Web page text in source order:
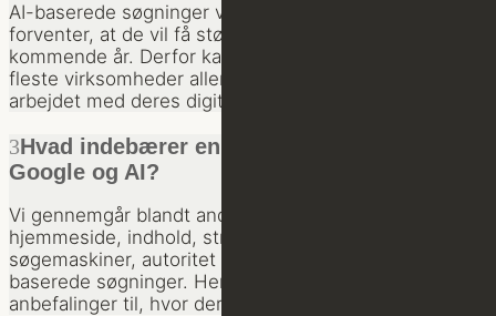
AI-baserede søgninger vokser hurtigt, og vi
forventer, at de vil få større betydning i de
kommende år. Derfor kan det være relevant for de
fleste virksomheder allerede nu at begynde
arbejdet med deres digitale autoritet.
Hvad indebærer en analyse af synlighed i
Google og AI?
Vi gennemgår blandt andet virksomhedens
hjemmeside, indhold, struktur, synlighed i
søgemaskiner, autoritet og tilstedeværelse i AI-
baserede søgninger. Herefter får I konkrete
anbefalinger til, hvor der er størst potentiale.